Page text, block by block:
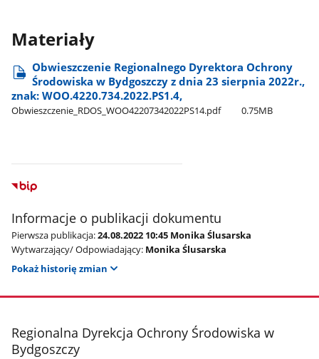
Materiały
Obwieszczenie Regionalnego Dyrektora Ochrony
Środowiska w Bydgoszczy z dnia 23 sierpnia 2022r.,
znak: WOO.4220.734.2022.PS1.4,
Obwieszczenie​_RDOS​_WOO42207342022PS14.pdf 0.75MB
Informacje o publikacji dokumentu
Pierwsza publikacja:24.08.2022 10:45 Monika Ślusarska
Wytwarzający/ Odpowiadający: Monika Ślusarska
Pokaż historię zmian
stopka
Regionalna Dyrekcja Ochrony Środowiska w
Bydgoszczy